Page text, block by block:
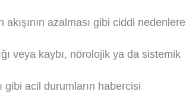
azalması gibi ciddi nedenlere
veya kaybı, nörolojik ya da sistemik
gibi acil durumların habercisi